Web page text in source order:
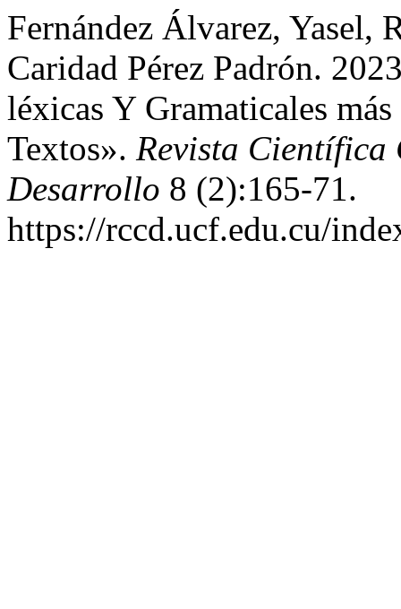
Fernández Álvarez, Yasel,
Caridad Pérez Padrón.
léxicas Y Gramaticales
Textos». Revista
Desarrollo 8 (2):165-71.
https://rccd.ucf.edu.cu/